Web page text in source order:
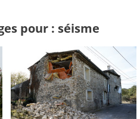
pour : séisme